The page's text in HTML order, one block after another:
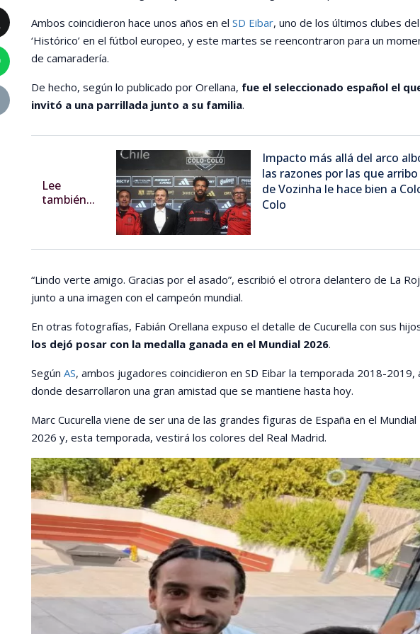
Ambos coincidieron hace unos años en el SD Eibar, uno de los últimos clubes del
‘Histórico’ en el fútbol europeo, y este martes se reencontraron para un
de camaradería.
De hecho, según lo publicado por Orellana, fue el seleccionado español el
invitó a una parrillada junto a su familia.
Lee
también...
Impacto más allá del arco
las razones por las que arribo
de Vozinha le hace bien a
Colo
“Lindo verte amigo. Gracias por el asado”, escribió el otrora delantero de La
junto a una imagen con el campeón mundial.
En otras fotografías, Fabián Orellana expuso el detalle de Cucurella con sus
los dejó posar con la medalla ganada en el Mundial 2026.
Según AS, ambos jugadores coincidieron en SD Eibar la temporada 2018-2019,
donde desarrollaron una gran amistad que se mantiene hasta hoy.
Marc Cucurella viene de ser una de las grandes figuras de España en el Mundial
2026 y, esta temporada, vestirá los colores del Real Madrid.